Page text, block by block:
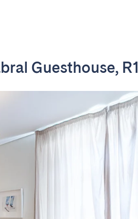
Guesthouse, R1